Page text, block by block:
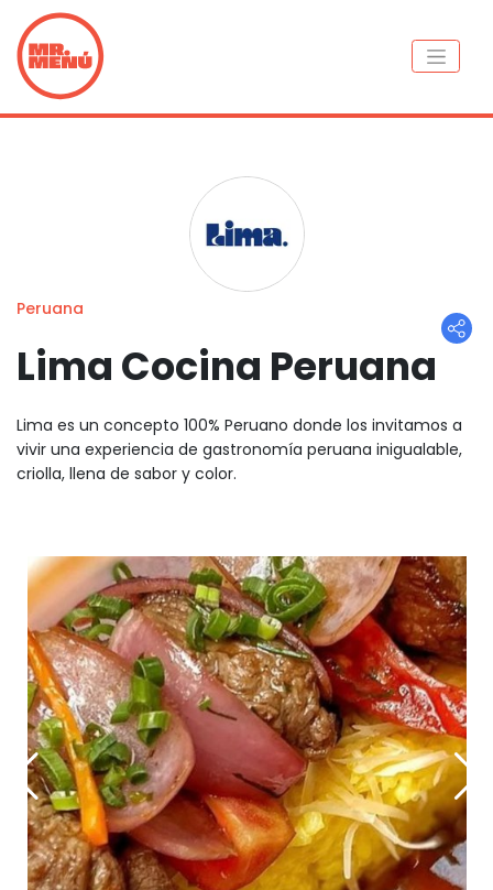
Peruana
Lima Cocina Peruana
Lima es un concepto 100% Peruano donde los invitamos a
vivir una experiencia de gastronomía peruana inigualable,
criolla, llena de sabor y color.